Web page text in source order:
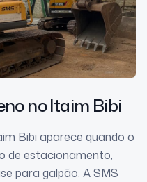
no Itaim Bibi
Bibi aparece quando o
de estacionamento,
para galpão. A SMS